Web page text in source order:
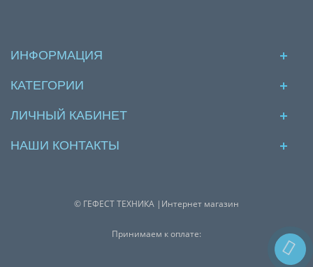
ИНФОРМАЦИЯ
КАТЕГОРИИ
ЛИЧНЫЙ КАБИНЕТ
НАШИ КОНТАКТЫ
© ГЕФЕСТ ТЕХНИКА |Интернет магазин
Принимаем к оплате: